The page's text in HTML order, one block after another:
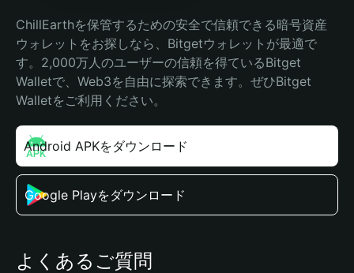
ChillEarthを保管するための安全で信頼できる暗号資産
ウォレットをお探しなら、Bitgetウォレットが最適で
す。2,000万人のユーザーの信頼を得ているBitget
Walletで、Web3を自由に探索できます。ぜひBitget
Walletをご利用ください。
Android APKをダウンロード
Google Playをダウンロード
よくあるご質問